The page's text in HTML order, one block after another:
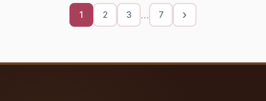
1 2 3 … 7 ›